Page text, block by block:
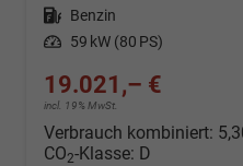
Kraftstoff Benzin
Leistung 59 kW (80 PS)
19.021,– €
incl. 19% MwSt.
Verbrauch kombiniert:
CO2-Klasse: D